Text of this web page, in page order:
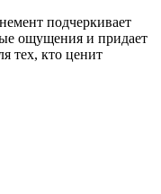
подчеркивает
ощущения и придает
тех, кто ценит